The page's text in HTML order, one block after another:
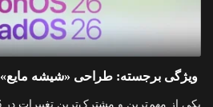
ویژگی برجسته: طراحی «شیشه مایع»